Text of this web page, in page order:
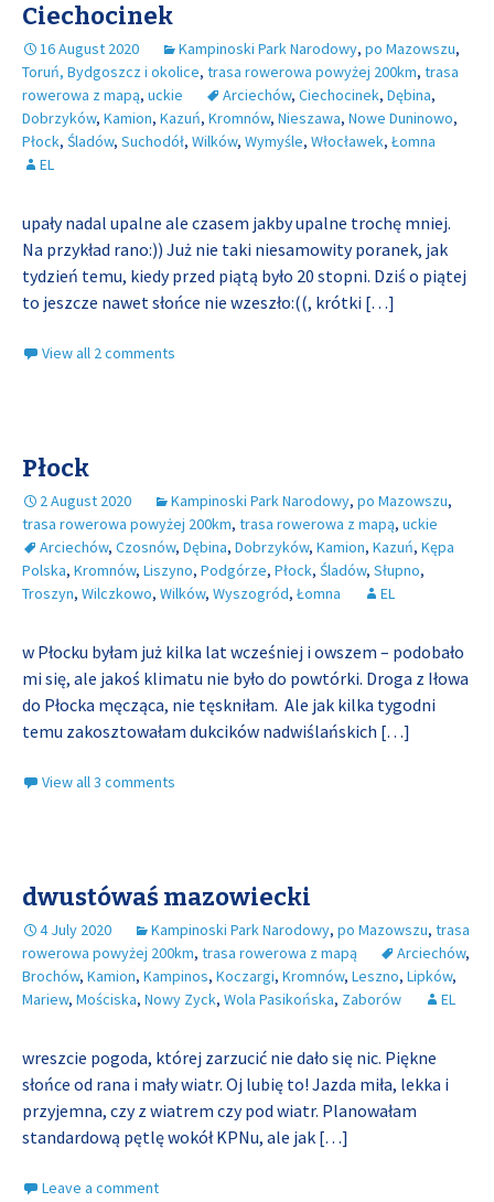
Ciechocinek
16 August 2020 Kampinoski Park Narodowy, po Mazowszu,
Toruń, Bydgoszcz i okolice, trasa rowerowa powyżej 200km, trasa
rowerowa z mapą, uckie Arciechów, Ciechocinek, Dębina,
Dobrzyków, Kamion, Kazuń, Kromnów, Nieszawa, Nowe Duninowo,
Płock, Śladów, Suchodół, Wilków, Wymyśle, Włocławek, Łomna
EL
upały nadal upalne ale czasem jakby upalne trochę mniej.
Na przykład rano:)) Już nie taki niesamowity poranek, jak
tydzień temu, kiedy przed piątą było 20 stopni. Dziś o piątej
to jeszcze nawet słońce nie wzeszło:((, krótki […]
View all 2 comments
Płock
2 August 2020 Kampinoski Park Narodowy, po Mazowszu,
trasa rowerowa powyżej 200km, trasa rowerowa z mapą, uckie
Arciechów, Czosnów, Dębina, Dobrzyków, Kamion, Kazuń, Kępa
Polska, Kromnów, Liszyno, Podgórze, Płock, Śladów, Słupno,
Troszyn, Wilczkowo, Wilków, Wyszogród, Łomna EL
w Płocku byłam już kilka lat wcześniej i owszem – podobało
mi się, ale jakoś klimatu nie było do powtórki. Droga z Iłowa
do Płocka męcząca, nie tęskniłam. Ale jak kilka tygodni
temu zakosztowałam dukcików nadwiślańskich […]
View all 3 comments
dwustówaś mazowiecki
4 July 2020 Kampinoski Park Narodowy, po Mazowszu, trasa
rowerowa powyżej 200km, trasa rowerowa z mapą Arciechów,
Brochów, Kamion, Kampinos, Koczargi, Kromnów, Leszno, Lipków,
Mariew, Mościska, Nowy Zyck, Wola Pasikońska, Zaborów EL
wreszcie pogoda, której zarzucić nie dało się nic. Piękne
słońce od rana i mały wiatr. Oj lubię to! Jazda miła, lekka i
przyjemna, czy z wiatrem czy pod wiatr. Planowałam
standardową pętlę wokół KPNu, ale jak […]
Leave a comment